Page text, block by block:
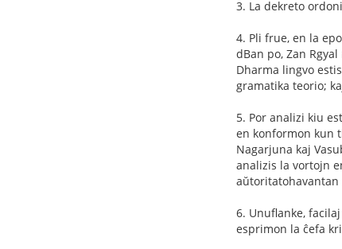
3. La dekreto
4. Pli frue, en la
dBan po, Zan
Dharma lingvo
gramatika teorio;
5. Por analizi kiu
en konformon kun
Nagarjuna kaj
analizis la vortojn
aŭtoritatohavantan
6. Unuflanke,
esprimon la ĉefa